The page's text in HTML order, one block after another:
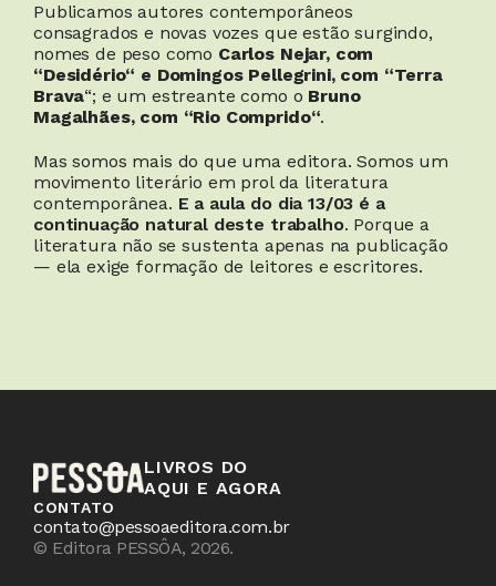
Publicamos autores contemporâneos
consagrados e novas vozes que estão surgindo,
nomes de peso como Carlos Nejar, com
“Desidério“ e Domingos Pellegrini, com “Terra
Brava“; e um estreante como o Bruno
Magalhães, com “Rio Comprido“.
Mas somos mais do que uma editora. Somos um
movimento literário em prol da literatura
contemporânea. E a aula do dia 13/03 é a
continuação natural deste trabalho. Porque a
literatura não se sustenta apenas na publicação
— ela exige formação de leitores e escritores.
LIVROS DO
AQUI E AGORA
CONTATO
contato@pessoaeditora.com.br
© Editora PESSÔA, 2026.